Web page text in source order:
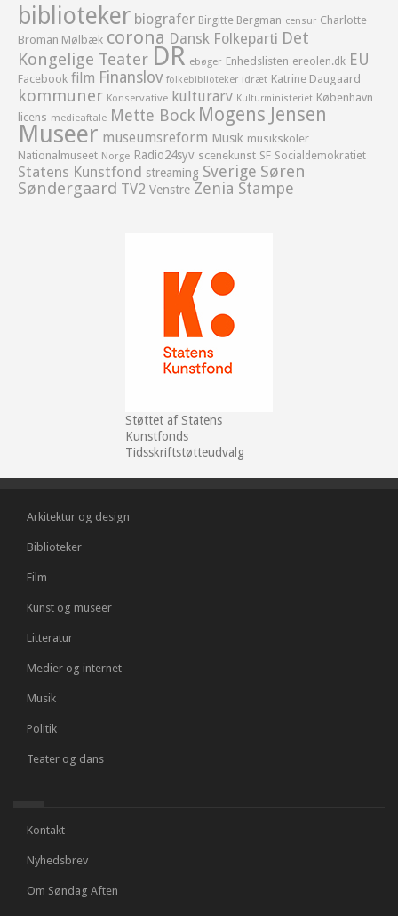
biblioteker biografer Birgitte Bergman censur Charlotte
Broman Mølbæk corona Dansk Folkeparti Det
Kongelige Teater DR ebøger Enhedslisten ereolen.dk EU
Facebook film Finanslov folkebiblioteker idræt Katrine Daugaard
kommuner Konservative kulturarv Kulturministeriet København
licens medieaftale Mette Bock Mogens Jensen
Museer museumsreform Musik musikskoler
Nationalmuseet Norge Radio24syv scenekunst SF Socialdemokratiet
Statens Kunstfond streaming Sverige Søren
Søndergaard TV2 Venstre Zenia Stampe
Støttet af Statens
Kunstfonds
Tidsskriftstøtteudvalg
Arkitektur og design
Biblioteker
Film
Kunst og museer
Litteratur
Medier og internet
Musik
Politik
Teater og dans
Kontakt
Nyhedsbrev
Om Søndag Aften